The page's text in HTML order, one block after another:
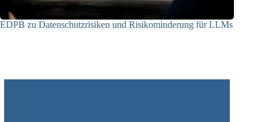
EDPB zu Datenschutzrisiken und Risikominderung für LLMs